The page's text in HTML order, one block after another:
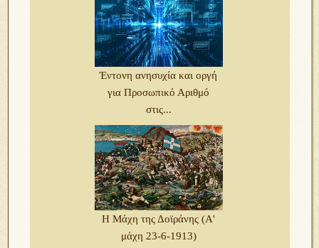
Έντονη ανησυχία και οργή
για Προσωπικό Αριθμό
στις...
Η Μάχη της Δοϊράνης (Α'
μάχη 23-6-1913)